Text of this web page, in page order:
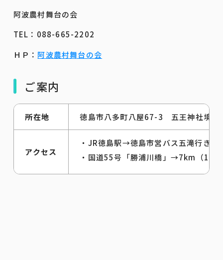
阿波農村舞台の会
TEL：088-665-2202
ＨＰ： 阿波農村舞台の会
ご案内
所在地 徳島市八多町八屋67-3 五王神社境内
アクセス
・JR徳島駅→徳島市営バス五滝行き
・国道55号「勝浦川橋」→7km（10